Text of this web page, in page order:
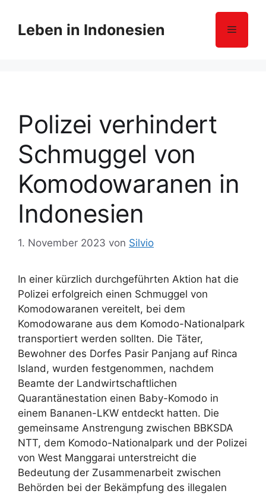
Leben in Indonesien Menü
Polizei verhindert
Schmuggel von
Komodowaranen in
Indonesien
1. November 2023 von Silvio
In einer kürzlich durchgeführten Aktion hat die
Polizei erfolgreich einen Schmuggel von
Komodowaranen vereitelt, bei dem
Komodowarane aus dem Komodo-Nationalpark
transportiert werden sollten. Die Täter,
Bewohner des Dorfes Pasir Panjang auf Rinca
Island, wurden festgenommen, nachdem
Beamte der Landwirtschaftlichen
Quarantänestation einen Baby-Komodo in
einem Bananen-LKW entdeckt hatten. Die
gemeinsame Anstrengung zwischen BBKSDA
NTT, dem Komodo-Nationalpark und der Polizei
von West Manggarai unterstreicht die
Bedeutung der Zusammenarbeit zwischen
Behörden bei der Bekämpfung des illegalen